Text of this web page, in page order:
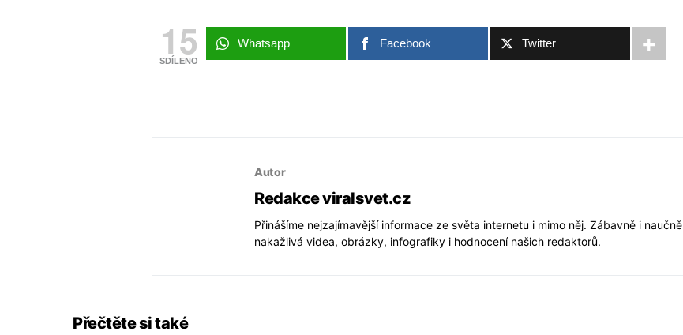
15
SDÍLENO
Whatsapp Facebook Twitter
Autor
Redakce viralsvet.cz
Přinášíme nejzajímavější informace ze světa internetu i mimo něj. Zábavně i naučně
nakažlivá videa, obrázky, infografiky i hodnocení našich redaktorů.
Přečtěte si také